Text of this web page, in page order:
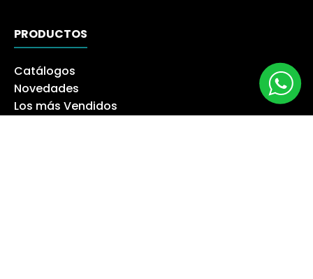
PRODUCTOS
Catálogos
Novedades
Los más Vendidos